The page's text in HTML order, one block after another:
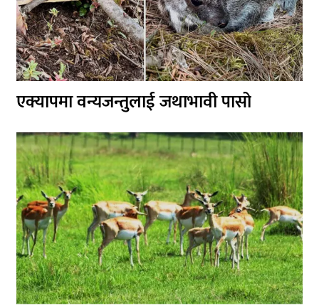
एक्यापमा वन्यजन्तुलाई जथाभावी पासो